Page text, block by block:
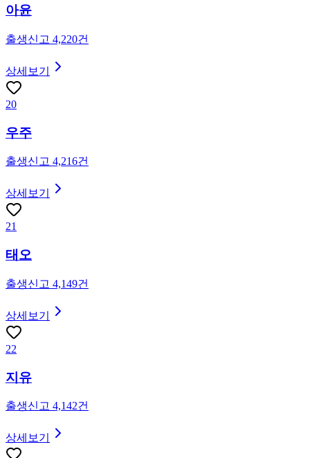
아윤
출생신고 4,220건
상세보기
20
우주
출생신고 4,216건
상세보기
21
태오
출생신고 4,149건
상세보기
22
지유
출생신고 4,142건
상세보기